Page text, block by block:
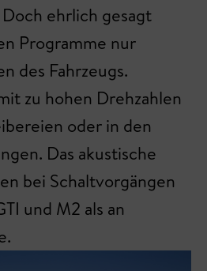
ehrlich gesagt
Programme nur
des Fahrzeugs.
zu hohen Drehzahlen
oder in den
Das akustische
bei Schaltvorgängen
und M2 als an